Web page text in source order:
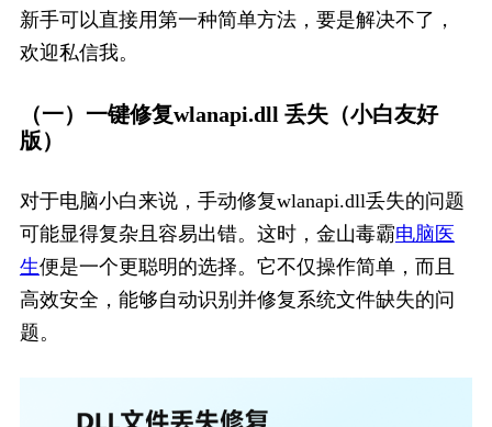
新手可以直接用第一种简单方法，要是解决不了，
欢迎私信我。
（一）一键修复wlanapi.dll 丢失（小白友好
版）
对于电脑小白来说，手动修复wlanapi.dll丢失的问题
可能显得复杂且容易出错。这时，金山毒霸电脑医
生便是一个更聪明的选择。它不仅操作简单，而且
高效安全，能够自动识别并修复系统文件缺失的问
题。